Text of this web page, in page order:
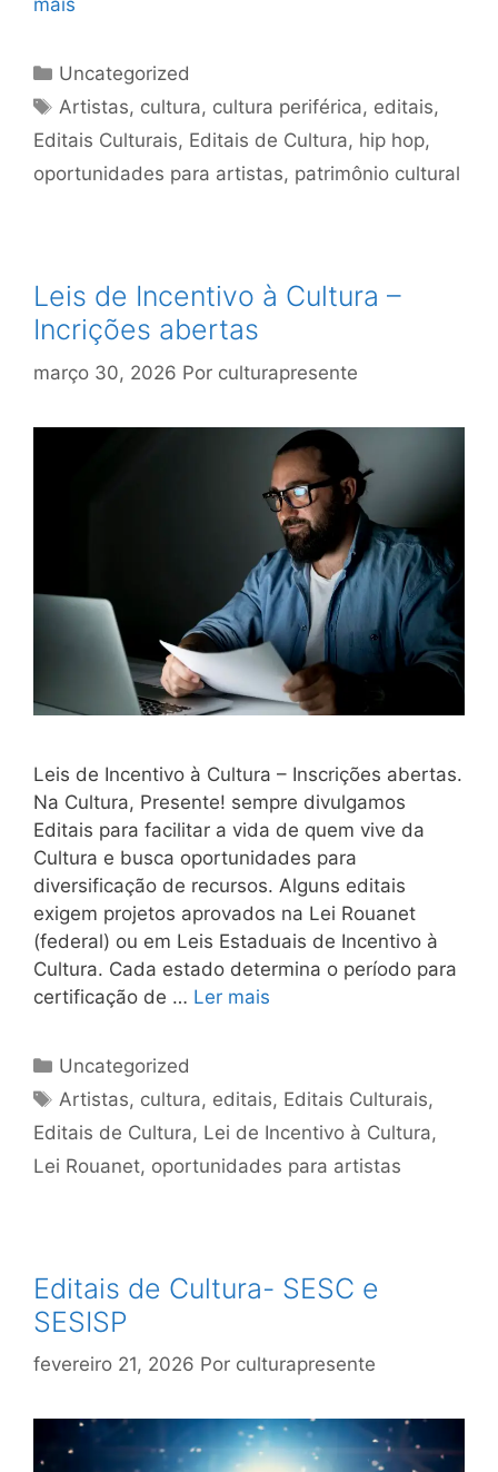
mais
Uncategorized
Artistas, cultura, cultura periférica, editais,
Editais Culturais, Editais de Cultura, hip hop,
oportunidades para artistas, patrimônio cultural
Leis de Incentivo à Cultura –
Incrições abertas
março 30, 2026 Por culturapresente
Leis de Incentivo à Cultura – Inscrições abertas.
Na Cultura, Presente! sempre divulgamos
Editais para facilitar a vida de quem vive da
Cultura e busca oportunidades para
diversificação de recursos. Alguns editais
exigem projetos aprovados na Lei Rouanet
(federal) ou em Leis Estaduais de Incentivo à
Cultura. Cada estado determina o período para
certificação de … Ler mais
Uncategorized
Artistas, cultura, editais, Editais Culturais,
Editais de Cultura, Lei de Incentivo à Cultura,
Lei Rouanet, oportunidades para artistas
Editais de Cultura- SESC e
SESISP
fevereiro 21, 2026 Por culturapresente